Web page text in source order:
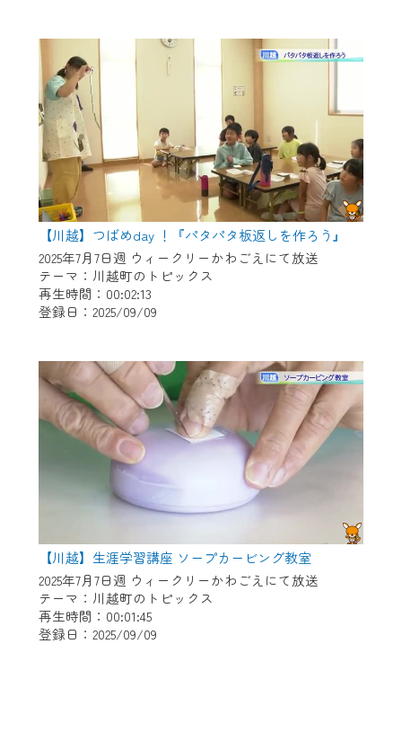
【川越】つばめday ！『パタパタ板返しを作ろう』
2025年7月7日週 ウィークリーかわごえにて放送
テーマ：川越町のトピックス
再生時間：00:02:13
登録日：2025/09/09
【川越】生涯学習講座 ソープカービング教室
2025年7月7日週 ウィークリーかわごえにて放送
テーマ：川越町のトピックス
再生時間：00:01:45
登録日：2025/09/09